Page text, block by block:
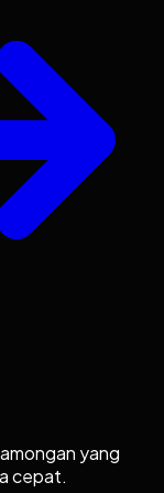
yang
cepat.